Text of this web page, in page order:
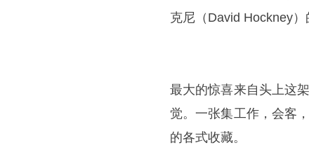
克尼（David Hockney）
最大的惊喜来自头上这
觉。一张集工作，会客
的各式收藏。